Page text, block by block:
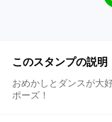
このスタンプの説明
おめかしとダンスが大
ポーズ！